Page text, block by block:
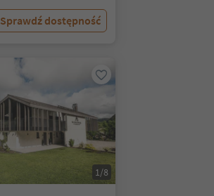
Sprawdź dostępność
1/8